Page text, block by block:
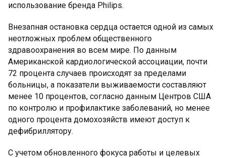
использование бренда Philips.
Внезапная остановка сердца остается одной из самых
неотложных проблем общественного
здравоохранения во всем мире. По данным
Американской кардиологической ассоциации, почти
72 процента случаев происходят за пределами
больницы, а показатели выживаемости составляют
менее 10 процентов, согласно данным Центров США
по контролю и профилактике заболеваний, но менее
одного процента домохозяйств имеют доступ к
дефибриллятору.
С учетом обновленного фокуса работы и целевых